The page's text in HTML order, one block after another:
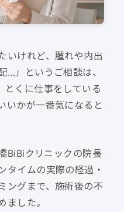
いけれど、腫れや内出
…」というご相談は、
とくに仕事をしている
いかが一番気になると
BiBiクリニックの院長
タイムの実際の経過・
ングまで、施術後の不
ました。